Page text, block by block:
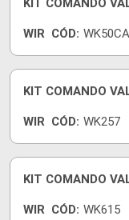
KIT COMANDO
WIR CÓD: WK50CA
KIT COMANDO
WIR CÓD: WK257
KIT COMANDO
WIR CÓD: WK615